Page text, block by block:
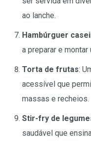
ao lanche.
Hambúrguer
a preparar e
Torta de frutas:
acessível que
massas e recheios.
Stir-fry de
saudável que